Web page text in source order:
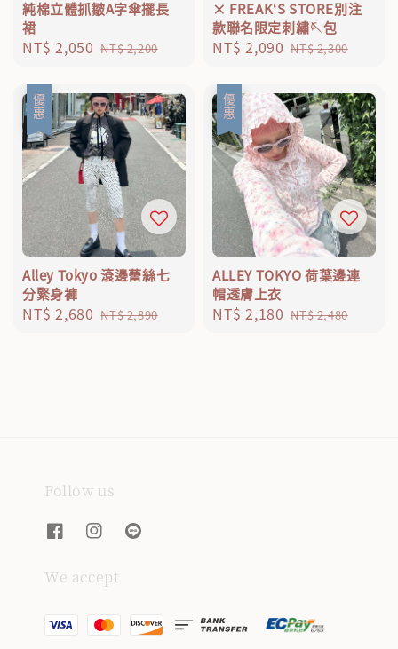
純棉立體抓皺A字傘擺長
裙
Sale
NT$ 2,050 Regular
NT$ 2,200
× FREAK‘S STORE別注
款聯名限定刺繡🪡包
Sale
NT$ 2,090 Regular
NT$ 2,300
優惠
Alley Tokyo 滾邊蕾絲七
分緊身褲
Sale
NT$ 2,680 Regular
NT$ 2,890
優惠
ALLEY TOKYO 荷葉邊連
帽透膚上衣
Sale
NT$ 2,180 Regular
NT$ 2,480
Follow us
We accept